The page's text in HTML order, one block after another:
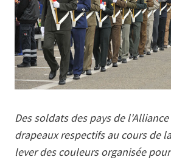
Des soldats des pays de
drapeaux respectifs au cours de
lever des couleurs organisée